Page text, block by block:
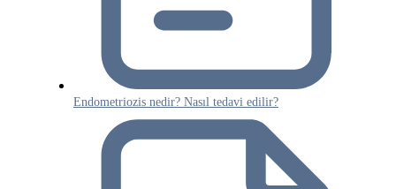
Endometriozis nedir? Nasıl tedavi edilir?